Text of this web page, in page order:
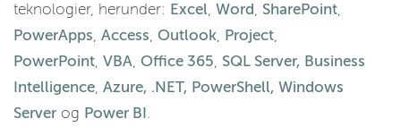
teknologier, herunder: Excel, Word, SharePoint,
PowerApps, Access, Outlook, Project,
PowerPoint, VBA, Office 365, SQL Server, Business
Intelligence, Azure, .NET, PowerShell, Windows
Server og Power BI.